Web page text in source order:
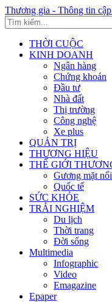
Thương gia - Thông tin
THỜI CUỘC
KINH DOANH
Ngân hàng
Chứng khoán
Đầu tư
Nhà đất
Thị trường
Công nghệ
Xe plus
QUẢN TRỊ
THƯƠNG HIỆU
THẾ GIỚI
Gương mặt
Quốc tế
SỨC KHỎE
TRẢI NGHIỆM
Du lịch
Thời trang
Đời sống
Multimedia
Infographic
Video
Emagazine
Epaper